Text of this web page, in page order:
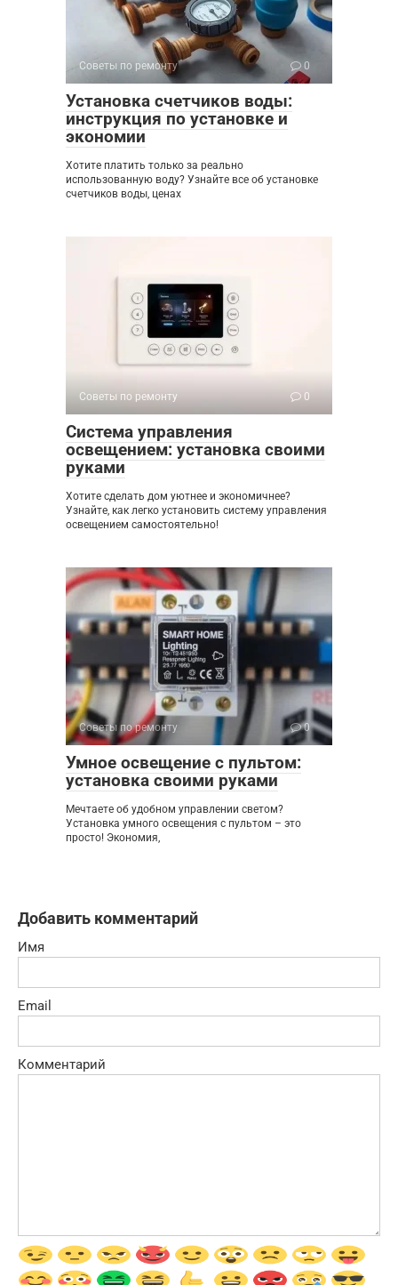
Советы по ремонту 0
Установка счетчиков воды:
инструкция по установке и
экономии
Хотите платить только за реально
использованную воду? Узнайте все об установке
счетчиков воды, ценах
Советы по ремонту 0
Система управления
освещением: установка своими
руками
Хотите сделать дом уютнее и экономичнее?
Узнайте, как легко установить систему управления
освещением самостоятельно!
Советы по ремонту 0
Умное освещение с пультом:
установка своими руками
Мечтаете об удобном управлении светом?
Установка умного освещения с пультом – это
просто! Экономия,
Добавить комментарий
Имя
Email
Комментарий